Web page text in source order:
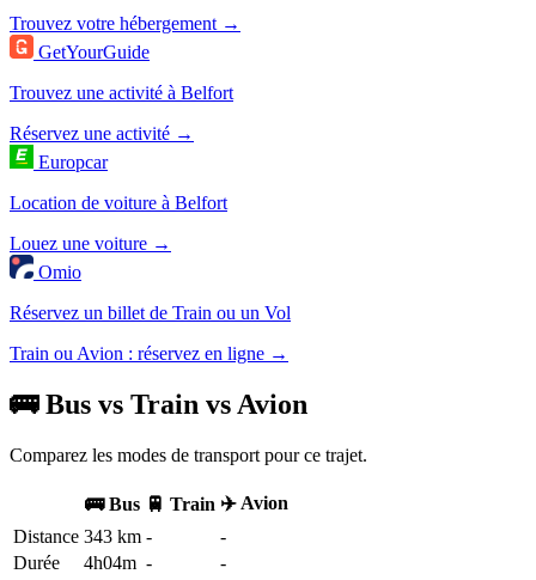
Trouvez votre hébergement →
GetYourGuide
Trouvez une activité à Belfort
Réservez une activité →
Europcar
Location de voiture à Belfort
Louez une voiture →
Omio
Réservez un billet de Train ou un Vol
Train ou Avion : réservez en ligne →
🚌 Bus vs Train vs Avion
Comparez les modes de transport pour ce trajet.
🚌 Bus 🚆 Train ✈️ Avion
Distance 343 km -
-
Durée
4h04m -
-